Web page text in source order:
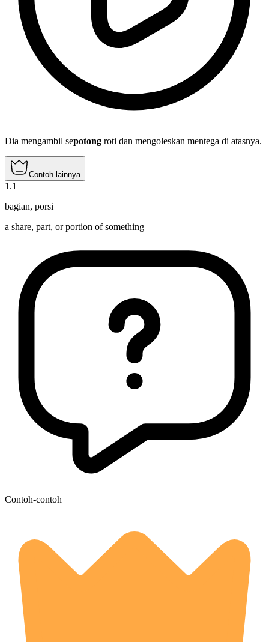
Dia mengambil sepotong roti dan mengoleskan mentega di atasnya.
Contoh lainnya
1 .1
bagian, porsi
a share, part, or portion of something
Contoh-contoh